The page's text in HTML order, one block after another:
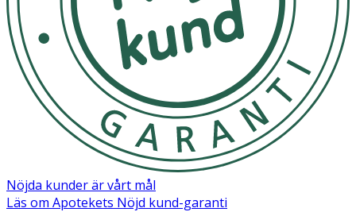
Nöjda kunder är vårt mål
Läs om Apotekets Nöjd kund-garanti